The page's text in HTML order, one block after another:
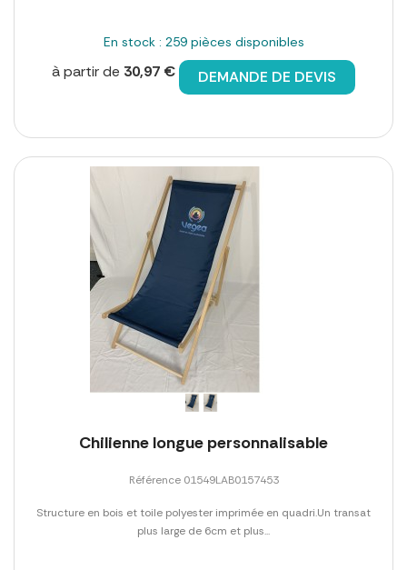
En stock : 259 pièces disponibles
à partir de 30,97 € DEMANDE DE DEVIS
Chilienne longue personnalisable
Référence 01549LAB0157453
Structure en bois et toile polyester imprimée en quadri.Un transat
plus large de 6cm et plus...